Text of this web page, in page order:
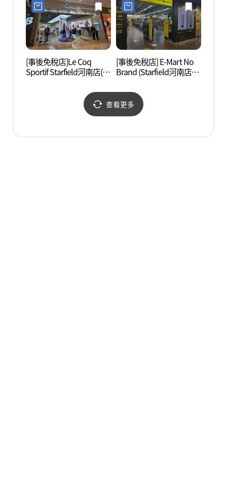
[事後免稅店]Le Coq
Sportif Starfield河南店(르
[事後免稅店] E-Mart No
Brand (Starfield河南店)
점)
查看更多